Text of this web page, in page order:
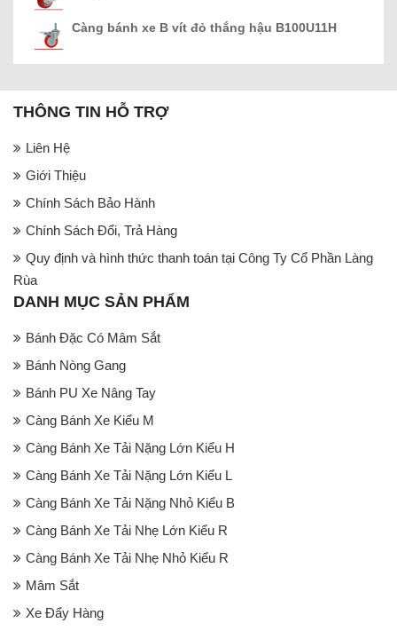
Càng bánh xe B vít đỏ thắng hậu B100U11H
THÔNG TIN HỖ TRỢ
Liên Hệ
Giới Thiệu
Chính Sách Bảo Hành
Chính Sách Đổi, Trả Hàng
Quy định và hình thức thanh toán tại Công Ty Cổ Phần Làng
Rùa
DANH MỤC SẢN PHẨM
Bánh Đặc Có Mâm Sắt
Bánh Nòng Gang
Bánh PU Xe Nâng Tay
Càng Bánh Xe Kiểu M
Càng Bánh Xe Tải Nặng Lớn Kiểu H
Càng Bánh Xe Tải Nặng Lớn Kiểu L
Càng Bánh Xe Tải Nặng Nhỏ Kiểu B
Càng Bánh Xe Tải Nhẹ Lớn Kiểu R
Càng Bánh Xe Tải Nhẹ Nhỏ Kiểu R
Mâm Sắt
Xe Đẩy Hàng